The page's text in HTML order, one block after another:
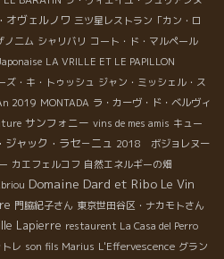
オヴェルノワ 三ツ星レストラン「カン・ロ
ノ二ム シャリバリ コート・ド・マルペール
LA VRILLE ET LE PAPILLON
ズ・キ・トゥッシュ ジャン・ミッシェル・ス
2019 MONTADA ラ・カーヴ・ド・ベルヴィ
サンフォニー vins de mes amis キュー
ジャック・ラセ－ニュ 2018 ボジョレヌー
カエフェルコフ 自然エネルギーの畑
Domaine Dard et Ribo Le Vin
門脇紀子さん 東京世田谷区・ナカモトさん
Lapierre restaurent La Casa del Perro
レ son fils Marius L'Effervescence グラン